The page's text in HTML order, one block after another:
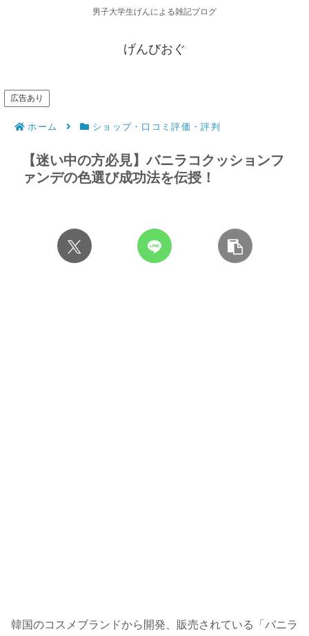
男子大学生げんによる雑記ブログ
げんびおぐ
広告あり
ホーム ショップ・口コミ評価・評判
【迷い中の方必見】バニラコクッションフ
ァンデの色選び成功法を伝授！
韓国のコスメブランドから開発、販売されている「バニラ